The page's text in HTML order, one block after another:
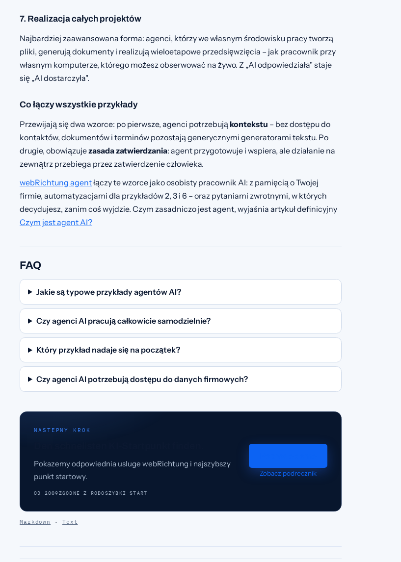
7. Realizacja całych projektów
Najbardziej zaawansowana forma: agenci, którzy we własnym środowisku pracy tworzą
pliki, generują dokumenty i realizują wieloetapowe przedsięwzięcia – jak pracownik przy
własnym komputerze, którego możesz obserwować na żywo. Z „AI odpowiedziała" staje
się „AI dostarczyła".
Co łączy wszystkie przykłady
Przewijają się dwa wzorce: po pierwsze, agenci potrzebują kontekstu – bez dostępu do
kontaktów, dokumentów i terminów pozostają generycznymi generatorami tekstu. Po
drugie, obowiązujezasada zatwierdzania: agent przygotowuje i wspiera, ale działanie na
zewnątrz przebiega przez zatwierdzenie człowieka.
webRichtung agentłączy te wzorce jako osobisty pracownik AI: z pamięcią o Twojej
firmie, automatyzacjami dla przykładów 2, 3 i 6 – oraz pytaniami zwrotnymi, w których
decydujesz, zanim coś wyjdzie. Czym zasadniczo jest agent, wyjaśnia artykuł definicyjny
Czym jest agent AI?
FAQ
Jakie są typowe przykłady agentów AI?
Czy agenci AI pracują całkowicie samodzielnie?
Który przykład nadaje się na początek?
Czy agenci AI potrzebują dostępu do danych firmowych?
NASTEPNY KROK
Pokazemy odpowiednia usluge webRichtung i najszybszy
punkt startowy.
OD 2009ZGODNE Z RODOSZYBKI START
Zobacz podrecznik
Markdown · Text